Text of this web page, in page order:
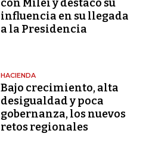
con Milei y destacó su
influencia en su llegada
a la Presidencia
HACIENDA
Bajo crecimiento, alta
desigualdad y poca
gobernanza, los nuevos
retos regionales